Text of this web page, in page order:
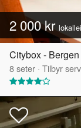
2 000 kr
Citybox -
8seter · Tilbyr